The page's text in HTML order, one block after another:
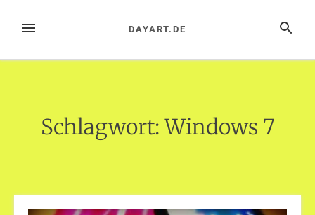
InhaltMENÜ SUCHE
DAYART.DE
Schlagwort:Windows 7